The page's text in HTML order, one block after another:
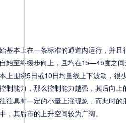
本上在一条标准的通道内运行，并且
始至终缓步向上，且均在15—45度之
上围绕5日或10日均量线上下波动，很
制能力，那么控制能力越强，其后向上
往具有一定的小量上涨现象，而此时的
，其后市的上升空间较为广阔。